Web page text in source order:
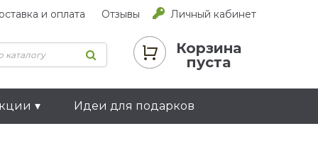
и оплата Отзывы Личный кабинет
Корзина
пуста
Идеи для подарков